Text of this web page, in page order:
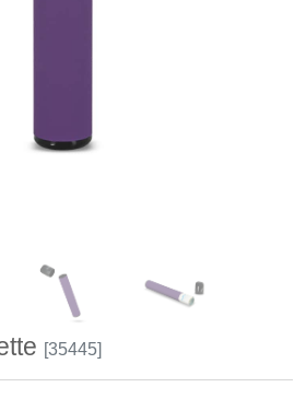
[35445]